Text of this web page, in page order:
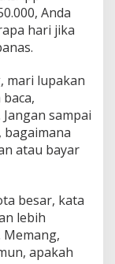
Anda
hari jika
mari lupakan
sampai
bagaimana
atau bayar
besar, kata
lebih
Memang,
apakah